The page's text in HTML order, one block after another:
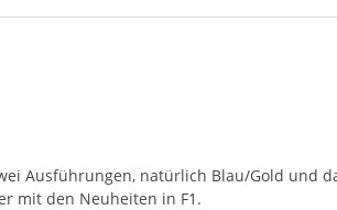
Ausführungen, natürlich Blau/Gold und
mit den Neuheiten in F1.